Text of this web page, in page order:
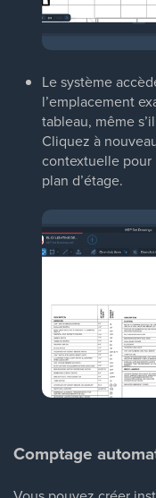
Le système
l’emplacement
tableau, même
Cliquez à
contextuelle pour
plan d’étage.
Comptage